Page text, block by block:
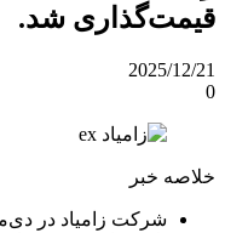
قیمت‌گذاری شد.
2025/12/21
0
خلاصه خبر